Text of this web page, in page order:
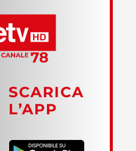
SCARICA
L’APP